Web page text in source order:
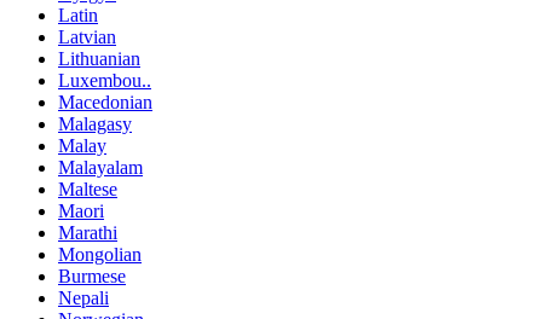
Latin
Latvian
Lithuanian
Luxembou..
Macedonian
Malagasy
Malay
Malayalam
Maltese
Maori
Marathi
Mongolian
Burmese
Nepali